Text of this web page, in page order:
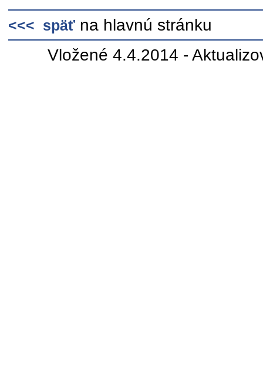
<<< späť na hlavnú stránku
Vložené 4.4.2014 -